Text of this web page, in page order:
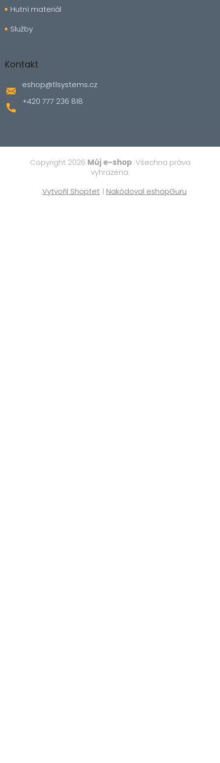
Hutní materiál
Služby
Kontakt
eshop@tlsystems.cz
+420 777 236 818
Vytvořil Shoptet | Nakódoval eshopGuru
Copyright 2026 Můj e-shop. Všechna práva
vyhrazena.